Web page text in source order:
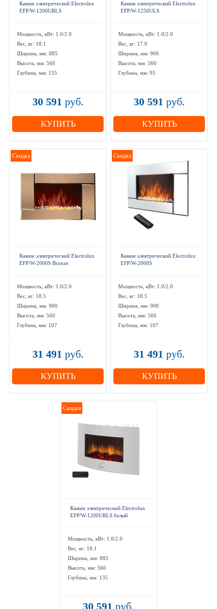
Камин электрический Electrolux
EFP/W-1200URLS
Мощность, кВт: 1.0/2.0
Вес, кг: 18.1
Ширина, мм: 885
Высота, мм: 560
Глубина, мм: 135
30 591 руб.
КУПИТЬ
Камин электрический Electrolux
EFP/W-1250ULS
Мощность, кВт: 1.0/2.0
Вес, кг: 17.9
Ширина, мм: 900
Высота, мм: 560
Глубина, мм: 95
30 591 руб.
КУПИТЬ
Скидка
Камин электрический Electrolux
EFP/W-2000S Bronze
Мощность, кВт: 1.0/2.0
Вес, кг: 18.5
Ширина, мм: 900
Высота, мм: 560
Глубина, мм: 107
31 491 руб.
КУПИТЬ
Скидка
Камин электрический Electrolux
EFP/W-2000S
Мощность, кВт: 1.0/2.0
Вес, кг: 18.5
Ширина, мм: 900
Высота, мм: 560
Глубина, мм: 107
31 491 руб.
КУПИТЬ
Скидка
Камин электрический Electrolux
EFP/W-1200URLS белый
Мощность, кВт: 1.0/2.0
Вес, кг: 18.1
Ширина, мм: 885
Высота, мм: 560
Глубина, мм: 135
30 591 руб.